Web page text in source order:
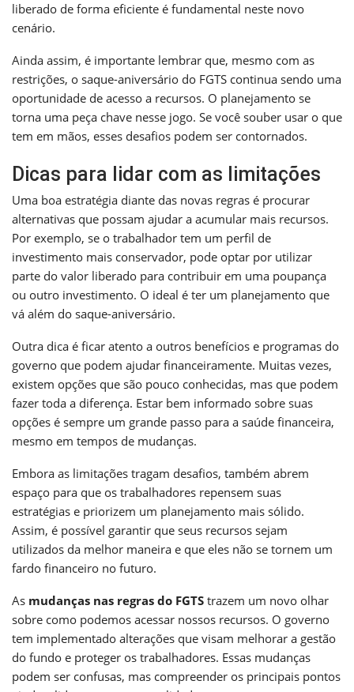
liberado de forma eficiente é fundamental neste novo
cenário.
Ainda assim, é importante lembrar que, mesmo com as
restrições, o saque-aniversário do FGTS continua sendo uma
oportunidade de acesso a recursos. O planejamento se
torna uma peça chave nesse jogo. Se você souber usar o que
tem em mãos, esses desafios podem ser contornados.
Dicas para lidar com as limitações
Uma boa estratégia diante das novas regras é procurar
alternativas que possam ajudar a acumular mais recursos.
Por exemplo, se o trabalhador tem um perfil de
investimento mais conservador, pode optar por utilizar
parte do valor liberado para contribuir em uma poupança
ou outro investimento. O ideal é ter um planejamento que
vá além do saque-aniversário.
Outra dica é ficar atento a outros benefícios e programas do
governo que podem ajudar financeiramente. Muitas vezes,
existem opções que são pouco conhecidas, mas que podem
fazer toda a diferença. Estar bem informado sobre suas
opções é sempre um grande passo para a saúde financeira,
mesmo em tempos de mudanças.
Embora as limitações tragam desafios, também abrem
espaço para que os trabalhadores repensem suas
estratégias e priorizem um planejamento mais sólido.
Assim, é possível garantir que seus recursos sejam
utilizados da melhor maneira e que eles não se tornem um
fardo financeiro no futuro.
As mudanças nas regras do FGTS trazem um novo olhar
sobre como podemos acessar nossos recursos. O governo
tem implementado alterações que visam melhorar a gestão
do fundo e proteger os trabalhadores. Essas mudanças
podem ser confusas, mas compreender os principais pontos